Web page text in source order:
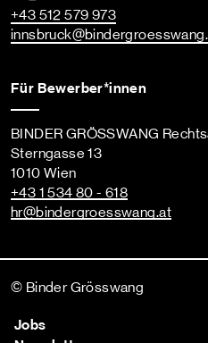
+43 512 579 973
innsbruck@bindergroesswang
Für Bewerber*innen
BINDER GRÖSSWANG
Sterngasse 13
1010 Wien
+43 1 534 80 - 618
hr@bindergroesswang.at
© Binder Grösswang
Jobs